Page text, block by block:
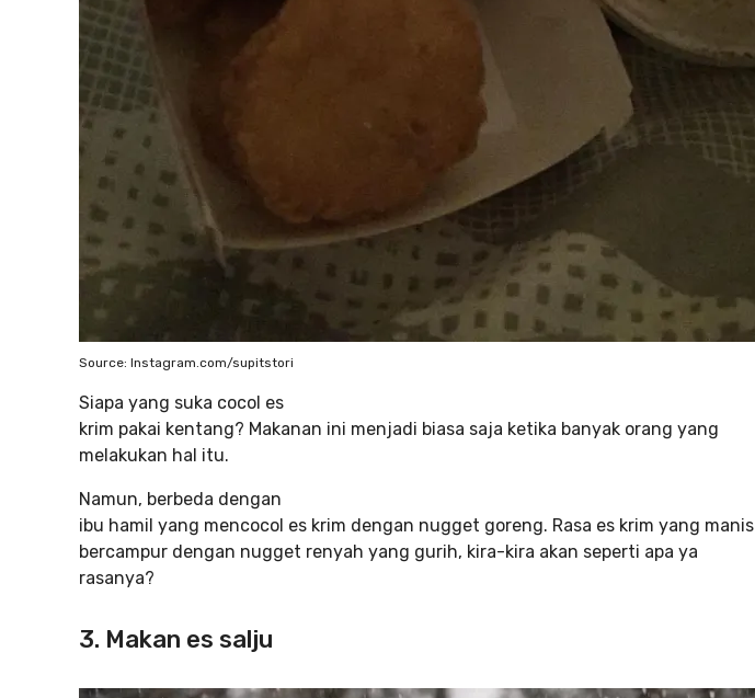
Source: Instagram.com/supitstori
Siapa yang suka cocol es
krim pakai kentang? Makanan ini menjadi biasa saja ketika banyak orang yang
melakukan hal itu.
Namun, berbeda dengan
ibu hamil yang mencocol es krim dengan nugget goreng. Rasa es krim yang manis
bercampur dengan nugget renyah yang gurih, kira-kira akan seperti apa ya
rasanya?
3. Makan es salju